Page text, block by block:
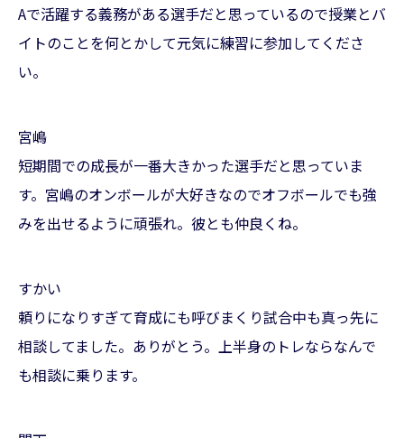
Aで活躍する義務がある選手だと思っているので授業とバ
イトのことを何とかして元気に練習に参加してくださ
い。
宮嶋
短期間での成長が一番大きかった選手だと思っていま
す。宮嶋のオンボールが大好きなのでオフボールでも強
みを出せるように頑張れ。彼とも仲良くね。
すかい
頼りになりすぎて育成にも呼びまくり試合中も真っ先に
相談してました。ありがとう。上半身のトレならなんで
も相談に乗ります。